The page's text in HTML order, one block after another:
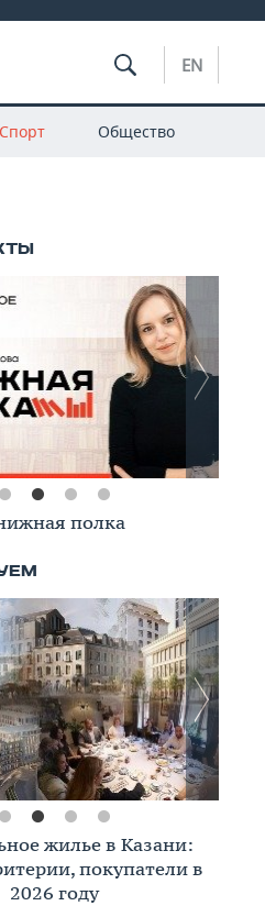
EN
Спорт Общество
полка
жилье в Казани:
покупатели в
2026 году